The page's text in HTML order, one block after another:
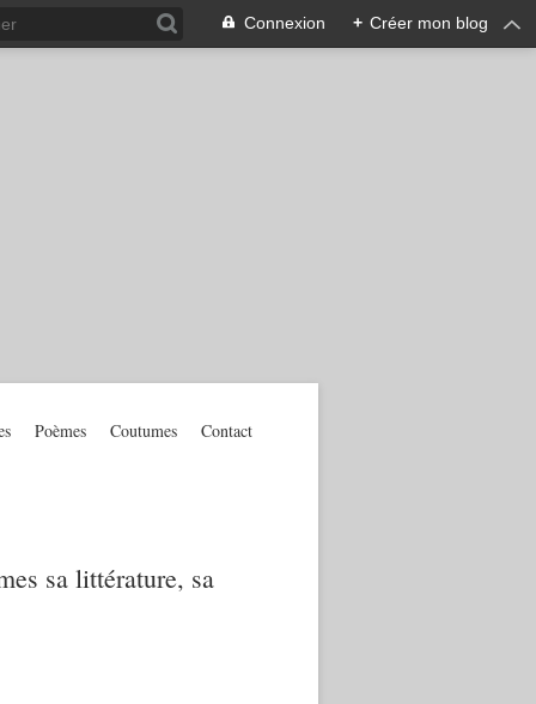
Connexion + Créer mon blog
sa littérature, sa
Poèmes Coutumes Contact